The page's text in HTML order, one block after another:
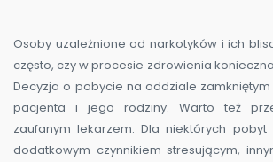
Osoby uzależnione od narkotyków i ich
często, czy w procesie zdrowienia
Decyzja o pobycie na oddziale
pacjenta i jego rodziny. Warto też
zaufanym lekarzem. Dla niektórych
dodatkowym czynnikiem stresującym,